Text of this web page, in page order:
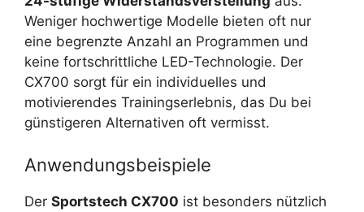
Weniger hochwertige Modelle bieten oft nur
eine begrenzte Anzahl an Programmen und
keine fortschrittliche LED-Technologie. Der
CX700 sorgt für ein individuelles und
motivierendes Trainingserlebnis, das Du bei
günstigeren Alternativen oft vermisst.
Anwendungsbeispiele
Der Sportstech CX700 ist besonders nützlich